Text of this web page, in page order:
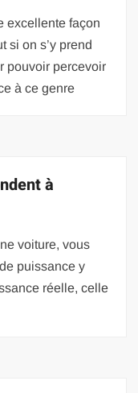
excellente façon
si on s’y prend
pouvoir percevoir
à ce genre
à
voiture, vous
puissance y
réelle, celle